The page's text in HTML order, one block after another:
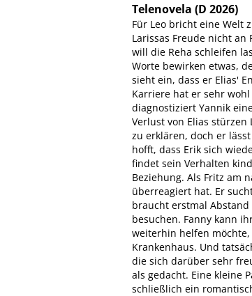
Telenovela (D 2026)
Für Leo bricht eine Welt
Larissas Freude nicht
will die Reha schleifen
Worte bewirken etwas,
sieht ein, dass er Elias'
Karriere hat er sehr
diagnostiziert Yannik
Verlust von Elias
zu erklären, doch er
hofft, dass Erik sich
findet sein Verhalten
Beziehung. Als Fritz am
überreagiert hat. Er
braucht erstmal
besuchen. Fanny kann
weiterhin helfen
Krankenhaus. Und
die sich darüber sehr
als gedacht. Eine kleine
schließlich ein